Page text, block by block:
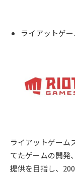
ライアットゲ
ライアットゲーム
てたゲームの開発
提供を目指し、